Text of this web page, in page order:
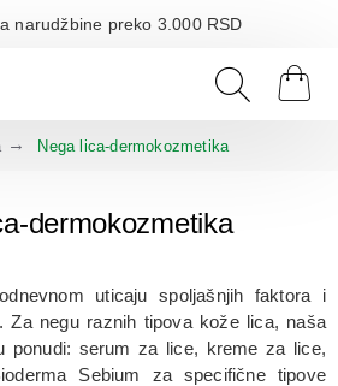
narudžbine preko 3.000 RSD
Nega lica-dermokozmetika
dermokozmetika
uticaju spoljašnjih faktora i
Za negu raznih tipova kože lica, naša
ponudi: serum za lice, kreme za lice,
Sebium za specifične tipove